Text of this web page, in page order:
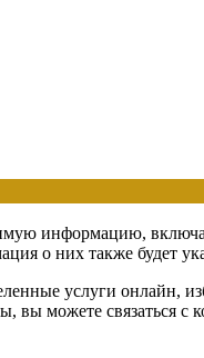
информацию,
о них также будет
услуги онлайн,
можете связаться с